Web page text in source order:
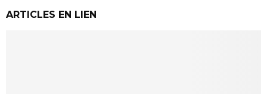
ARTICLES EN LIEN